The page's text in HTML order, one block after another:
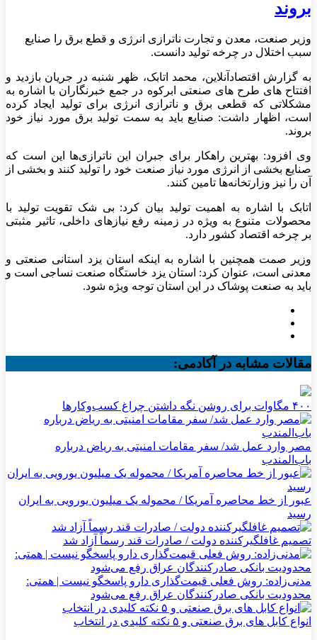
بروند
وزیر صنعت، معدن و تجارت ناترازی انرژی و قطع برق را صنایع
سبب اختلال در چرخه تولید دانست.
به گزارش اقتصادآنلاین، محمد اتابک، ظهر شنبه در جریان بازدید و
افتتاح های طرح های صنعتی ابرکوه در جمع خبرنگاران با اشاره به
مشکلاتی که قطعی برق و ناترازی انرژی برای تولید ایجاد کرده
است، اظهار داشت: صنایع باید به سمت تولید برق مورد نیاز خود
بروند.
وی افزود: بهترین راهکار برای جبران این ناترازی‌ها این است که
صنایع بخشی از انرژی مورد نیاز صنعت خود را تولید کنند و بخشی از
آن را نیز وزارتخانه‌ها تامین کنند.
اتابک با اشاره به اهمیت تولید بیان کرد: بی شک تقویت تولید با
محصولات متنوع به ویژه در زمینه رفع نیازهای داخلی، تاثیر مثبتی
بر چرخه اقتصاد کشور دارد.
وزیر صمت همچنین با اشاره به اینکه استان یزد استانی صنعتی و
معدنی است، عنوان کرد: استان یزد خاستگاه صنعت نساجی است و
باید به صنعت پوشاک در این استان توجه ویژه شود.
مقالات مشابه در آکادمی:
۴۰۰ مگاوات برای روشن نگه داشتن چراغ کسب‌وکار‌ها
مصر وارد عمل شد/ سفر مقامات امنیتی به ریاض درباره
باب‌المندب
عبور از خط محاصره آمریکا / محموله یک میلیون یورویی به ایران
رسید
تصمیم غافلگیرکننده دولت / صادرات قند رسماً آزاد شد
مدنی‌زاده: روش فعلی قیمت‌گذاری دارو پاسخگو نیست | همتی:
محدودیت بانکی صادرکنندگان عراق رفع می‌شود
انواع کابل های برق صنعتی و ۵ نکته کلیدی در انتخاب